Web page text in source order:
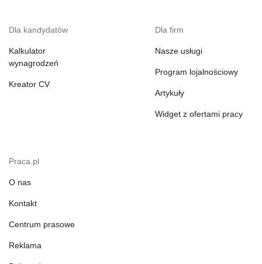
Dla kandydatów
Kalkulator
wynagrodzeń
Kreator CV
Dla firm
Nasze usługi
Program lojalnościowy
Artykuły
Widget z ofertami pracy
Praca.pl
O nas
Kontakt
Centrum prasowe
Reklama